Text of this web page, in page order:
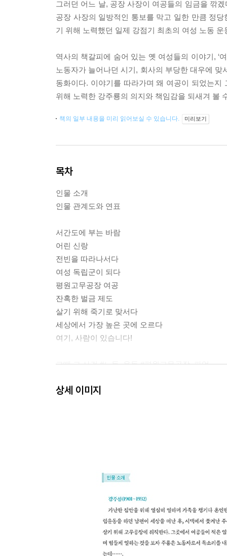
그러던 어느 날, 공장 사장이 여공들의 임금을 깎
공장 사장의 일방적인 통보를 막고 일한 만큼 정
기 위해 노력했던 일제 강점기 최초의 여성 노동
역사의 책갈피에 숨어 있는 옛 여성들의 이야기, ‘
노동자가 늘어나던 시기, 회사의 부당한 대우에
동화이다. 이야기를 따라가며 왜 여공이 되었는
위해 노력한 강주룡의 의지와 책임감을 되새겨 볼
책의 일부 내용을 미리 읽어보실 수 있습니다. 미리보기
목차
인물 소개
인물 관계도와 연표
서간도에 부는 바람
어린 신랑
전빈을 따라나서다
여성 독립군이 되다
평원고무공장 여공
잔혹한 벌금 제도
살기 위해 죽기로 맞서다
세상에서 가장 높은 곳에 오르다
여기, 사람이 있습니다!
그때 그 사건 #노동_운동 #평원고무공장_파업
한눈에 살펴보기 #여성_노동_운동_역사
상세 이미지